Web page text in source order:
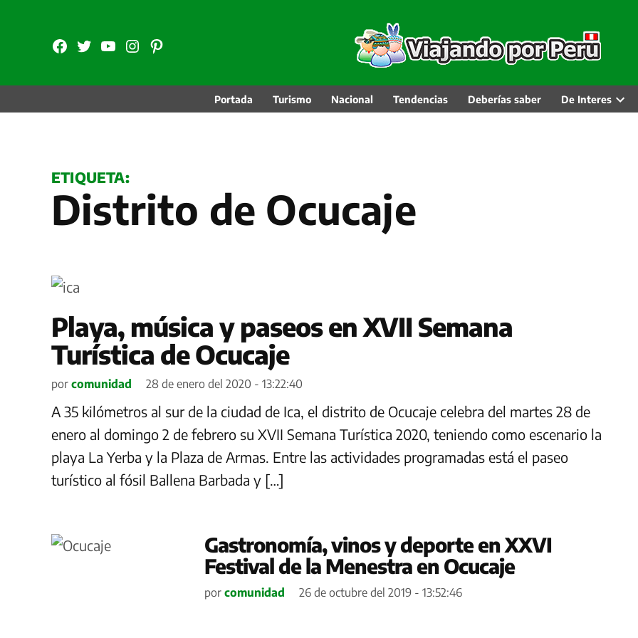
contenidoFB TW YouTubeInstagram
Pinterest
Portada Turismo Nacional Tendencias Deberías saber De Interes
ETIQUETA:
Distrito de Ocucaje
Playa, música y paseos en XVII Semana
Turística de Ocucaje
por comunidad 28 de enero del 2020 - 13:22:40
A 35 kilómetros al sur de la ciudad de Ica, el distrito de Ocucaje celebra del martes 28 de
enero al domingo 2 de febrero su XVII Semana Turística 2020, teniendo como escenario la
playa La Yerba y la Plaza de Armas. Entre las actividades programadas está el paseo
turístico al fósil Ballena Barbada y […]
Gastronomía, vinos y deporte en XXVI
Festival de la Menestra en Ocucaje
por comunidad 26 de octubre del 2019 - 13:52:46